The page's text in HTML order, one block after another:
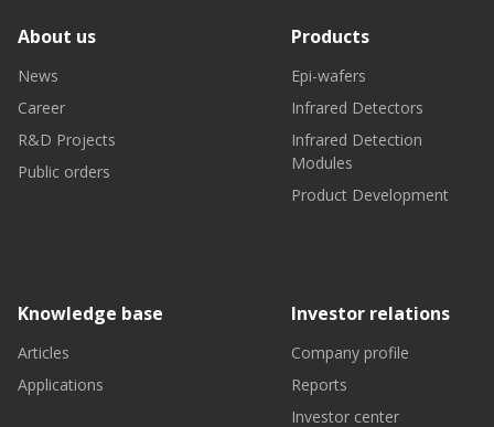
About us
News
Career
R&D Projects
Public orders
Products
Epi-wafers
Infrared Detectors
Infrared Detection
Modules
Product Development
Knowledge base
Articles
Applications
Investor relations
Company profile
Reports
Investor center